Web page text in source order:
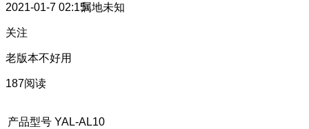
2021-01-7 02:15属地未知
关注
老版本不好用
187阅读
产品型号 YAL-AL10